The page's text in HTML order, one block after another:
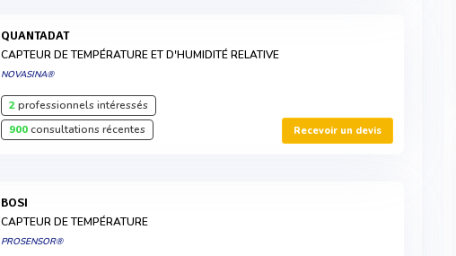
QUANTADAT
CAPTEUR DE TEMPÉRATURE ET D'HUMIDITÉ RELATIVE
NOVASINA®
2professionnels intéressés
900consultations récentes Recevoir un devis
BOSI
CAPTEUR DE TEMPÉRATURE
PROSENSOR®